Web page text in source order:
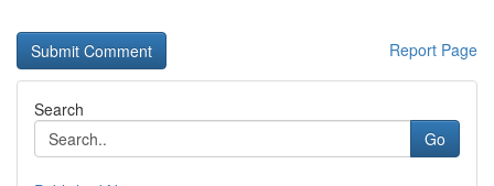
Report Page
Search
Go